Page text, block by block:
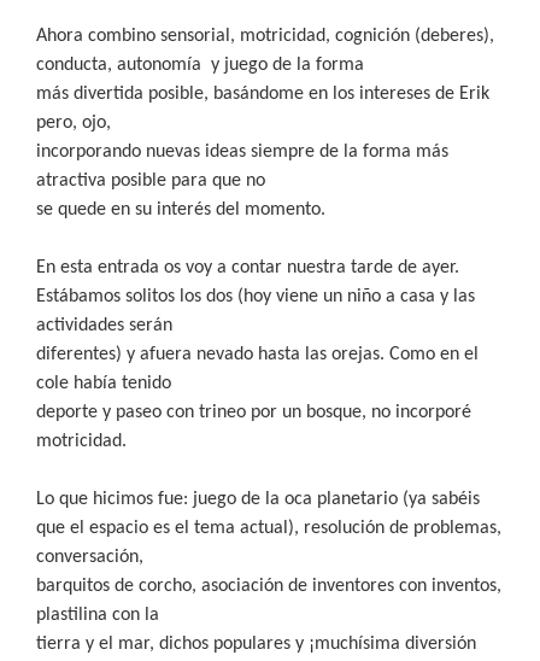
Ahora combino sensorial, motricidad, cognición (deberes),
conducta, autonomía y juego de la forma
más divertida posible, basándome en los intereses de Erik
pero, ojo,
incorporando nuevas ideas siempre de la forma más
atractiva posible para que no
se quede en su interés del momento.
En esta entrada os voy a contar nuestra tarde de ayer.
Estábamos solitos los dos (hoy viene un niño a casa y las
actividades serán
diferentes) y afuera nevado hasta las orejas. Como en el
cole había tenido
deporte y paseo con trineo por un bosque, no incorporé
motricidad.
Lo que hicimos fue: juego de la oca planetario (ya sabéis
que el espacio es el tema actual), resolución de problemas,
conversación,
barquitos de corcho, asociación de inventores con inventos,
plastilina con la
tierra y el mar, dichos populares y ¡muchísima diversión